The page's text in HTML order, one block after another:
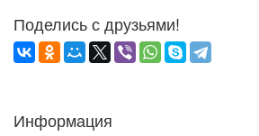
Поделись с друзьями!
Информация